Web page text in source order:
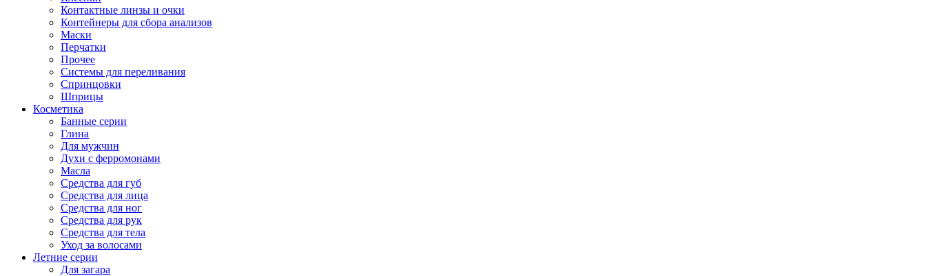
Контактные линзы и очки
Контейнеры для сбора анализов
Маски
Перчатки
Прочее
Системы для переливания
Спринцовки
Шприцы
Косметика
Банные серии
Глина
Для мужчин
Духи с ферромонами
Масла
Средства для губ
Средства для лица
Средства для ног
Средства для рук
Средства для тела
Уход за волосами
Летние серии
Для загара